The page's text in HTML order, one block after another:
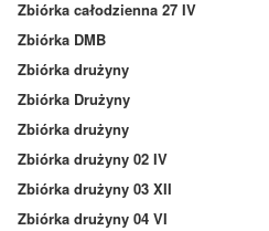
Zbiórka całodzienna 27 IV
Zbiórka DMB
Zbiórka drużyny
Zbiórka Drużyny
Zbiórka drużyny
Zbiórka drużyny 02 IV
Zbiórka drużyny 03 XII
Zbiórka drużyny 04 VI